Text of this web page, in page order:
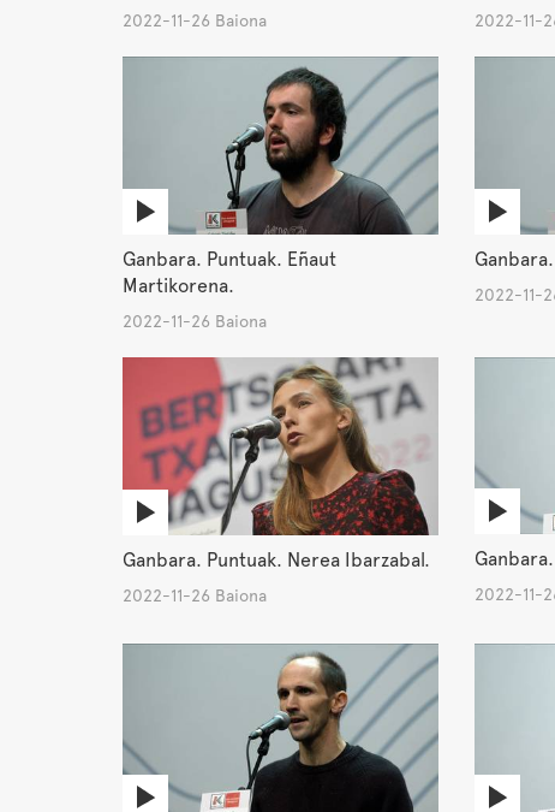
2022-11-26 Baiona 2022-11-
Ganbara. Puntuak. Eñaut
Martikorena.
2022-11-26 Baiona
2022-11-
Ganbara. Puntuak. Nerea Ibarzabal.
2022-11-26 Baiona 2022-11-